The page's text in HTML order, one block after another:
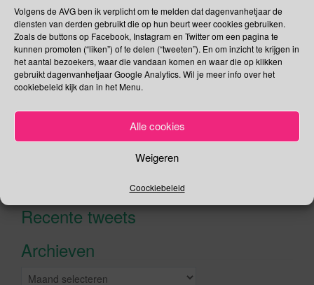
Volgens de AVG ben ik verplicht om te melden dat dagenvanhetjaar de
diensten van derden gebruikt die op hun beurt weer cookies gebruiken.
Zoals de buttons op Facebook, Instagram en Twitter om een pagina te
kunnen promoten (“liken”) of te delen (“tweeten”). En om inzicht te krijgen in
het aantal bezoekers, waar die vandaan komen en waar die op klikken
gebruikt dagenvanhetjaar Google Analytics. Wil je meer info over het
cookiebeleid kijk dan in het Menu.
Alle cookies
Weigeren
Coockiebeleid
Social Media
Je kunt me volgen op
Recente tweetsKlik om marketing cookies te
Archieven
Archieven